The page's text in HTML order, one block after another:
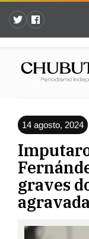
14 agosto, 2024
graves